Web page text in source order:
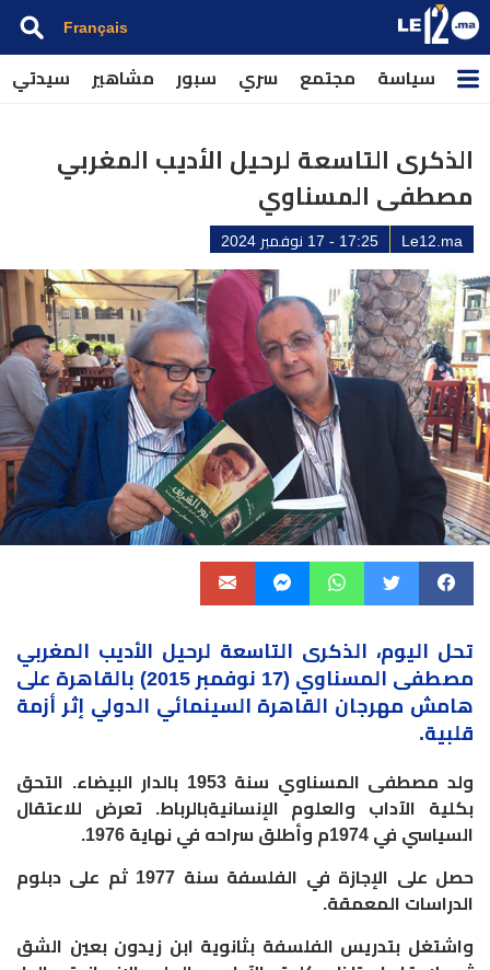
Français
سياسة مجتمع سري سبور مشاهير سيدتي
الذكرى التاسعة لرحيل الأديب المغربي
مصطفى المسناوي
Le12.ma 17:25 - 17 نوفمبر 2024
تحل اليوم، الذكرى التاسعة لرحيل الأديب المغربي
مصطفى المسناوي (17 نوفمبر بالقاهرة على
هامش مهرجان القاهرة السينمائي الدولي إثر أزمة
قلبية.
ولد مصطفى المسناوي سنة 1953 بالدار البيضاء. التحق
بكلية
الآداب والعلوم الإنسانيةبالرباط.تعرض
للاعتقال
السياسي في م وأطلق سراحه في نهاية
حصل على الإجازة في الفلسفة سنة ثم على دبلوم
الدراسات المعمقة.
واشتغل بتدريس الفلسفة بثانوية ابن زيدون بعين الشق